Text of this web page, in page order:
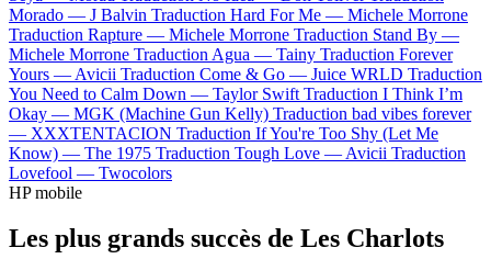
Morado — J Balvin Traduction Hard For Me — Michele Morrone
Traduction Rapture — Michele Morrone Traduction Stand By —
Michele Morrone Traduction Agua — Tainy Traduction Forever
Yours — Avicii Traduction Come & Go — Juice WRLD Traduction
You Need to Calm Down — Taylor Swift Traduction I Think I’m
Okay — MGK (Machine Gun Kelly) Traduction bad vibes forever
— XXXTENTACION Traduction If You're Too Shy (Let Me
Know) — The 1975 Traduction Tough Love — Avicii Traduction
Lovefool — Twocolors
HP mobile
Les plus grands succès de Les Charlots